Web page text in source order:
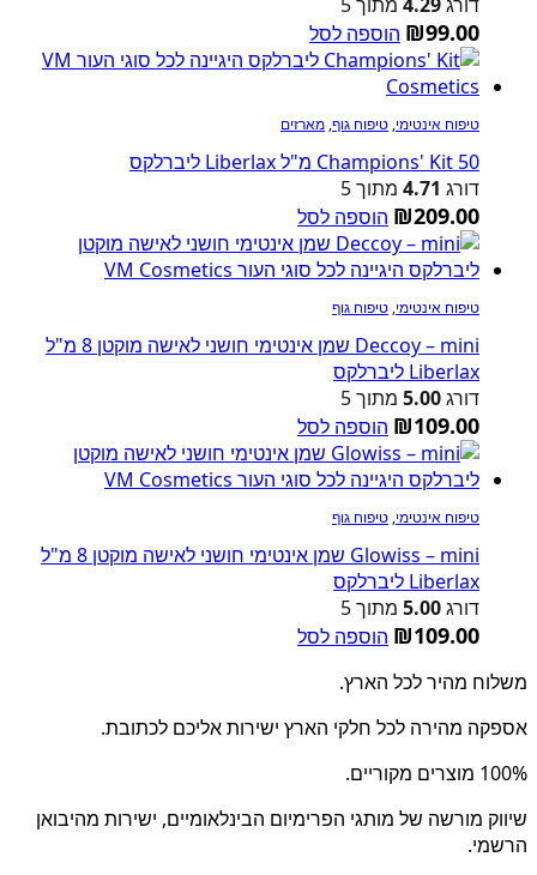
₪99.00 הוספה לסל
טיפוח אינטימי, טיפוח גוף, מארזים
Champions' Kit 50 מ"ל Liberlax ליברלקס
דורג 4.71 מתוך 5
₪209.00 הוספה לסל
טיפוח אינטימי, טיפוח גוף
Deccoy – mini שמן אינטימי חושני לאישה מוקטן 8 מ"ל
Liberlax ליברלקס
דורג5.00 מתוך 5
₪109.00 הוספה לסל
טיפוח אינטימי, טיפוח גוף
Glowiss – mini שמן אינטימי חושני לאישה מוקטן 8 מ"ל
Liberlax ליברלקס
דורג5.00 מתוך 5
₪109.00
הוספה לסל
משלוח מהיר לכל הארץ.
אספקה מהירה לכל חלקי הארץ ישירות אליכם לכתובת.
100% מוצרים מקוריים.
שיווק מורשה של מותגי הפרימיום הבינלאומיים, ישירות מהיבואן
הרשמי.